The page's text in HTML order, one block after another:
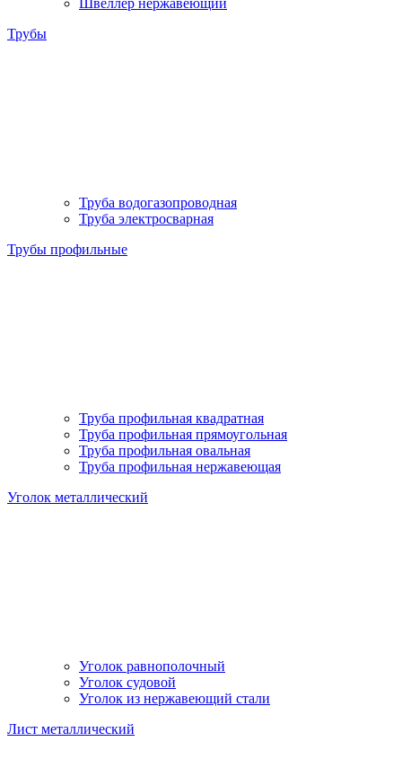
Швеллер нержавеющий
Трубы
Труба водогазопроводная
Труба электросварная
Трубы профильные
Труба профильная квадратная
Труба профильная прямоугольная
Труба профильная овальная
Труба профильная нержавеющая
Уголок металлический
Уголок равнополочный
Уголок судовой
Уголок из нержавеющий стали
Лист металлический